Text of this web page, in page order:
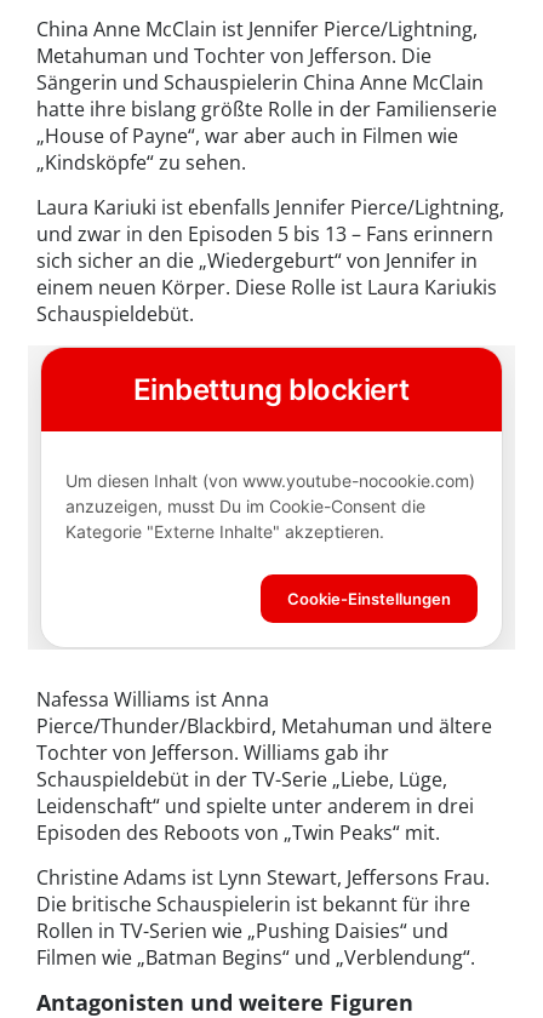
China Anne McClain ist Jennifer Pierce/Lightning,
Metahuman und Tochter von Jefferson. Die
Sängerin und Schauspielerin China Anne McClain
hatte ihre bislang größte Rolle in der Familienserie
„House of Payne“, war aber auch in Filmen wie
„Kindsköpfe“ zu sehen.
Laura Kariuki ist ebenfalls Jennifer Pierce/Lightning,
und zwar in den Episoden 5 bis 13 – Fans erinnern
sich sicher an die „Wiedergeburt“ von Jennifer in
einem neuen Körper. Diese Rolle ist Laura Kariukis
Schauspieldebüt.
Nafessa Williams ist Anna
Pierce/Thunder/Blackbird, Metahuman und ältere
Tochter von Jefferson. Williams gab ihr
Schauspieldebüt in der TV-Serie „Liebe, Lüge,
Leidenschaft“ und spielte unter anderem in drei
Episoden des Reboots von „Twin Peaks“ mit.
Christine Adams ist Lynn Stewart, Jeffersons Frau.
Die britische Schauspielerin ist bekannt für ihre
Rollen in TV-Serien wie „Pushing Daisies“ und
Filmen wie „Batman Begins“ und „Verblendung“.
Antagonisten und weitere Figuren